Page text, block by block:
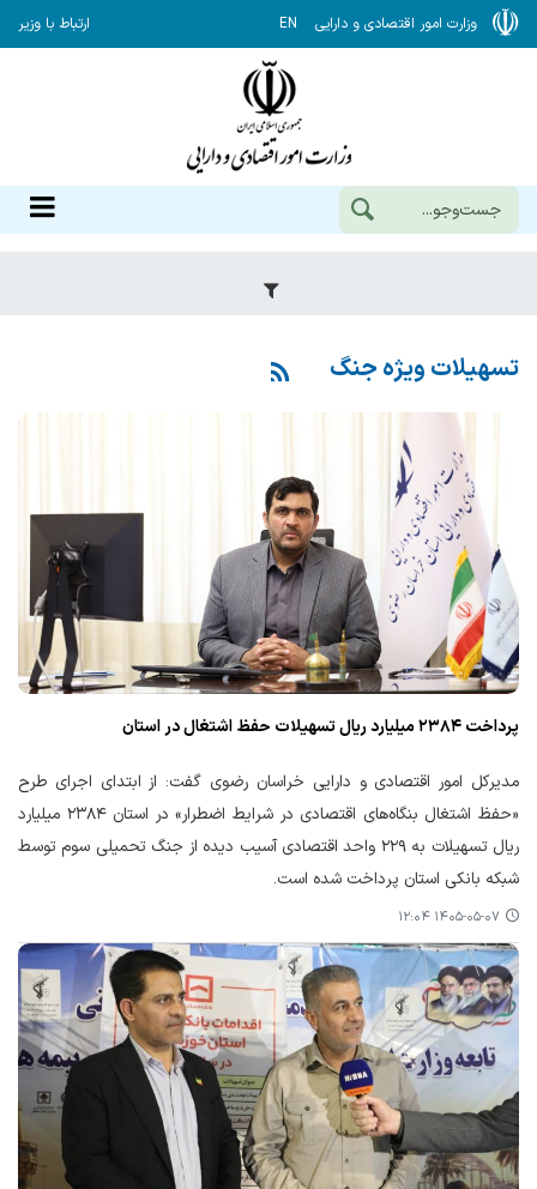
وزارت امور اقتصادی و دارایی EN ارتباط با وزیر
تسهیلات ویژه جنگ
پرداخت ۲۳۸۴ میلیارد ریال تسهیلات حفظ اشتغال در استان
مدیرکل امور اقتصادی و دارایی خراسان رضوی گفت: از ابتدای اجرای طرح
«حفظ اشتغال بنگاه‌های اقتصادی در شرایط اضطرار» در استان ۲۳۸۴ میلیارد
ریال تسهیلات به ۲۲۹ واحد اقتصادی آسیب دیده از جنگ تحمیلی سوم توسط
شبکه بانکی استان پرداخت شده است.
۱۴۰۵-۰۵-۰۷ ۱۲:۰۴